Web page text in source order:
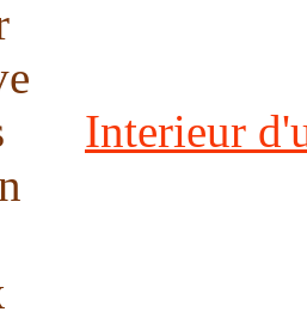
Interieur